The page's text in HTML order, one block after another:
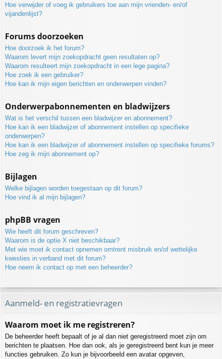
Hoe verwijder of voeg ik gebruikers toe aan mijn vrienden- en/of
vijandenlijst?
Forums doorzoeken
Hoe doorzoek ik het forum?
Waarom levert mijn zoekopdracht geen resultaten op?
Waarom resulteert mijn zoekopdracht in een lege pagina?
Hoe zoek ik een gebruiker?
Hoe kan ik mijn eigen berichten en onderwerpen vinden?
Onderwerpabonnementen en bladwijzers
Wat is het verschil tussen een bladwijzer en abonnement?
Hoe kan ik een bladwijzer of abonnement instellen op specifieke
onderwerpen?
Hoe kan ik een bladwijzer of abonnement instellen op specifieke forums?
Hoe zeg ik mijn abonnement op?
Bijlagen
Welke bijlagen worden toegestaan op dit forum?
Hoe vind ik al mijn bijlagen?
phpBB vragen
Wie heeft dit forum geschreven?
Waarom is de optie X niet beschikbaar?
Met wie moet ik contact opnemen omtrent misbruik en/of wettelijke
kwesties in verband met dit forum?
Hoe neem ik contact op met een beheerder?
Aanmeld- en registratievragen
Waarom moet ik me registreren?
De beheerder heeft bepaalt of je al dan niet geregistreerd moet zijn om
berichten te plaatsen. Hoe dan ook, als je geregistreerd bent kun je meer
functies gebruiken. Zo kun je bijvoorbeeld een avatar opgeven,